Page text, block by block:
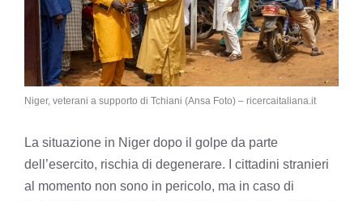
Niger, veterani a supporto di Tchiani (Ansa Foto) – ricercaitaliana.it
La situazione in Niger dopo il golpe da parte
dell’esercito, rischia di degenerare. I cittadini stranieri
al momento non sono in pericolo, ma in caso di